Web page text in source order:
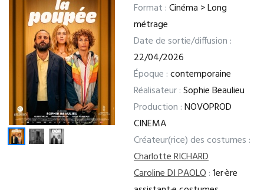
Format :Cinéma > Long
métrage
Date de sortie/diffusion :
22/04/2026
Époque :contemporaine
Réalisateur :Sophie Beaulieu
Production :NOVOPROD
CINEMA
Créateur(rice) des costumes :
Charlotte RICHARD
Caroline DI PAOLO:1er·ère